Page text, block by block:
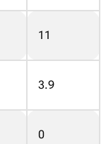
11
3.9
0